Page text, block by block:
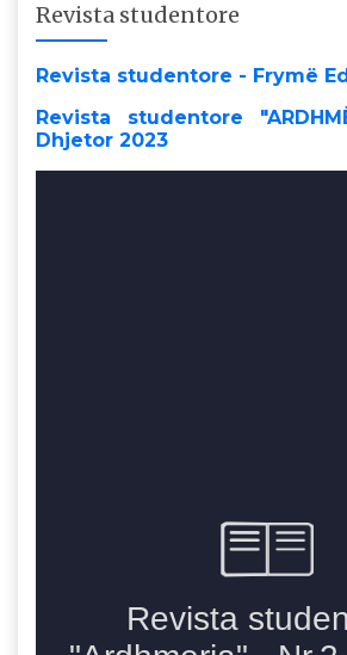
Revista studentore
Revista studentore - Frymë
Revista studentore
Dhjetor 2023